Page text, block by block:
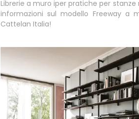
Librerie a muro iper pratiche per
informazioni sul modello Freeway a
Cattelan Italia!